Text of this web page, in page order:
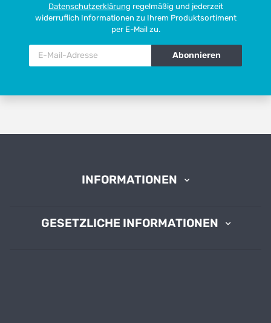
Datenschutzerklärung regelmäßig und jederzeit
widerruflich Informationen zu Ihrem Produktsortiment
per E-Mail zu.
Abonnieren
INFORMATIONEN
GESETZLICHE INFORMATIONEN